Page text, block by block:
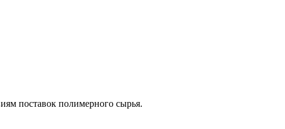
поставок полимерного сырья.